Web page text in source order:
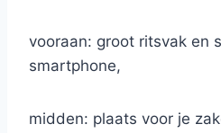
vooraan: groot ritsvak en
smartphone,
midden: plaats voor je